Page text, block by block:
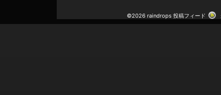
©2026 raindrops 投稿フィード